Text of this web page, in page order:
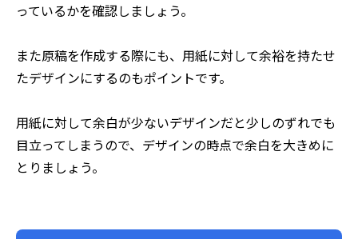
っているかを確認しましょう。
また原稿を作成する際にも、用紙に対して余裕を持たせ
たデザインにするのもポイントです。
用紙に対して余白が少ないデザインだと少しのずれでも
目立ってしまうので、デザインの時点で余白を大きめに
とりましょう。